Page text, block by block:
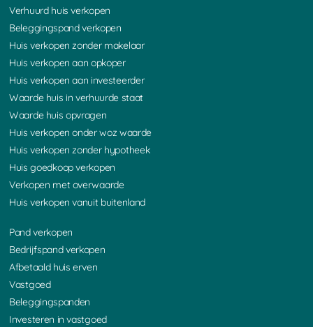
Verhuurd huis verkopen
Beleggingspand verkopen
Huis verkopen zonder makelaar
Huis verkopen aan opkoper
Huis verkopen aan investeerder
Waarde huis in verhuurde staat
Waarde huis opvragen
Huis verkopen onder woz waarde
Huis verkopen zonder hypotheek
Huis goedkoop verkopen
Verkopen met overwaarde
Huis verkopen vanuit buitenland
Pand verkopen
Bedrijfspand verkopen
Afbetaald huis erven
Vastgoed
Beleggingspanden
Investeren in vastgoed